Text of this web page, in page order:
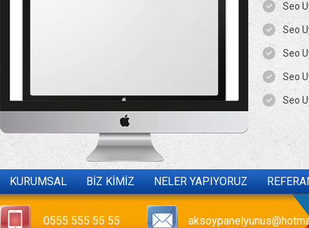
Seo
Seo
Seo
Seo
Seo
KURUMSAL BİZ KİMİZ NELER YAPIYORUZ
0555 555 55 55